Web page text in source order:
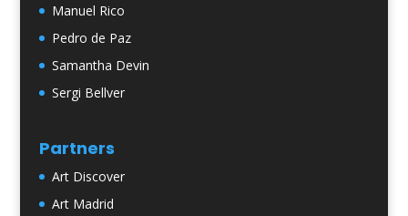
Manuel Rico
Pedro de Paz
Samantha Devin
Sergi Bellver
Partners
Art Discover
Art Madrid